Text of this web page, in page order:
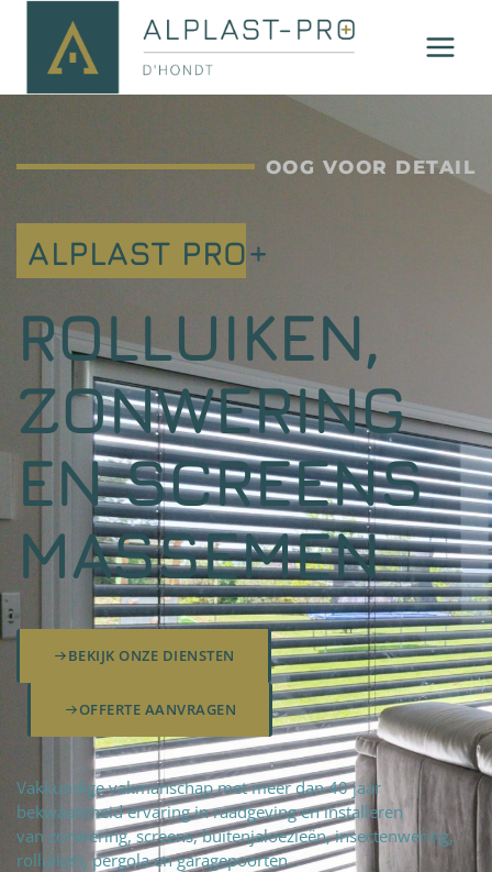
OOG VOOR DETAIL
ALPLAST PRO+
ROLLUIKEN,
ZONWERING
EN SCREENS
MASSEMEN
BEKIJK ONZE DIENSTEN
OFFERTE AANVRAGEN
Vakkundige vakmanschap met meer dan 40 jaar
bekwaamheid ervaring in raadgeving en installeren
van zonwering, screens, buitenjaloezieën, insectenwering,
rolluiken, pergola en garagepoorten.